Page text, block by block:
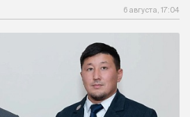
6 августа, 17:04